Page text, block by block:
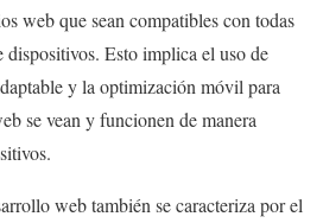
web que sean compatibles con todas
dispositivos. Esto implica el uso de
y la optimización móvil para
se vean y funcionen de manera
web también se caracteriza por el